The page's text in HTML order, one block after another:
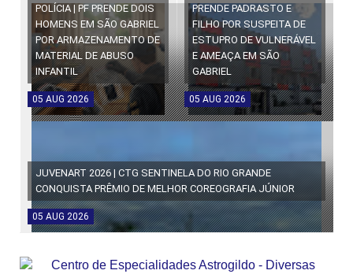
POLÍCIA | PF PRENDE DOIS
HOMENS EM SÃO GABRIEL
POR ARMAZENAMENTO DE
MATERIAL DE ABUSO
INFANTIL
05 AUG 2026
PRENDE PADRASTO E
FILHO POR SUSPEITA DE
ESTUPRO DE VULNERÁVEL
E AMEAÇA EM SÃO
GABRIEL
05 AUG 2026
JUVENART 2026 | CTG SENTINELA DO RIO GRANDE
CONQUISTA PRÊMIO DE MELHOR COREOGRAFIA JÚNIOR
05 AUG 2026